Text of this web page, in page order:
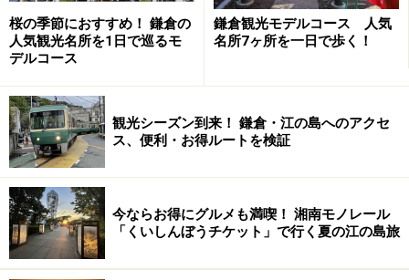
門、銅板葺き屋根入母屋造りの三門、芝・増上寺の廟所
を移築された仏殿、住職が説法される関東最大の法堂な
毎週 金土曜の17時～18時に行われる座禅会は、参加費無
料。ガイドが訪れたときには約80名ほどの参加者がおり、
そのうち半分がリピーター
＜DATA＞
建長寺（けんちょうじ）
桜の季節におすすめ！ 鎌倉の
人気観光名所を1日で巡るモ
デルコース
鎌倉観光モデルコース 人気
名所7ヶ所を一日で歩く！
観光シーズン到来！ 鎌倉・江の島へのアクセ
ス、便利・お得ルートを検証
今ならお得にグルメも満喫！ 湘南モノレール
「くいしんぼうチケット」で行く夏の江の島旅